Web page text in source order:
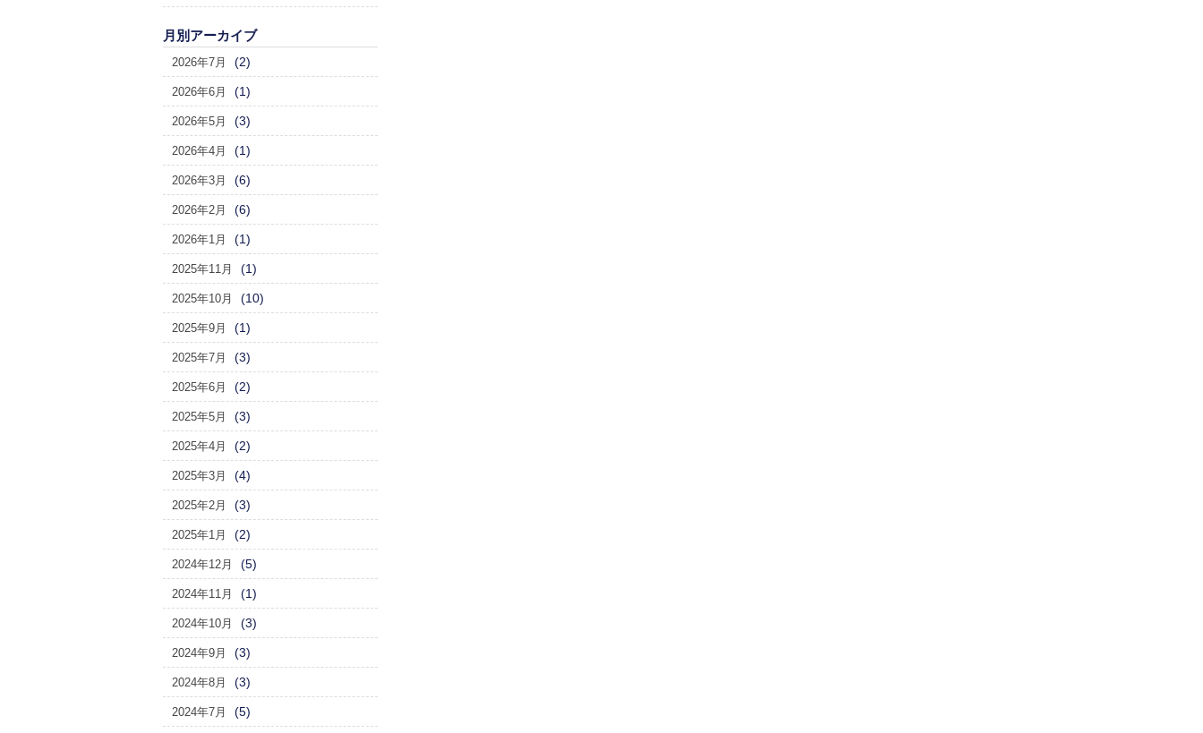
月別アーカイブ
2026年7月 (2)
2026年6月 (1)
2026年5月 (3)
2026年4月 (1)
2026年3月 (6)
2026年2月 (6)
2026年1月 (1)
2025年11月 (1)
2025年10月 (10)
2025年9月 (1)
2025年7月 (3)
2025年6月 (2)
2025年5月 (3)
2025年4月 (2)
2025年3月 (4)
2025年2月 (3)
2025年1月 (2)
2024年12月 (5)
2024年11月 (1)
2024年10月 (3)
2024年9月 (3)
2024年8月 (3)
2024年7月 (5)